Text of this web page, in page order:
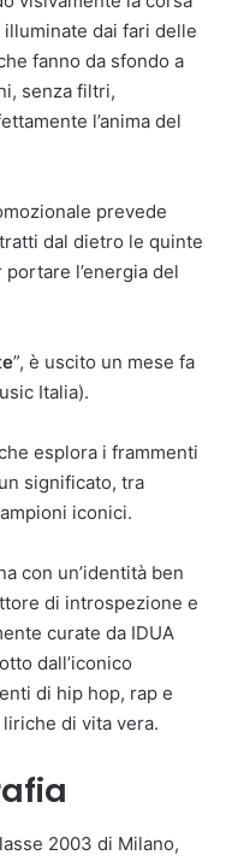
dai fari delle
fanno da sfondo a
senza filtri,
l’anima del
prevede
dal dietro le quinte
l’energia del
”, è uscito un mese fa
Italia).
esplora i frammenti
significato, tra
iconici.
con un’identità ben
di introspezione e
curate da IDUA
dall’iconico
di hip hop, rap e
di vita vera.
2003 di Milano,